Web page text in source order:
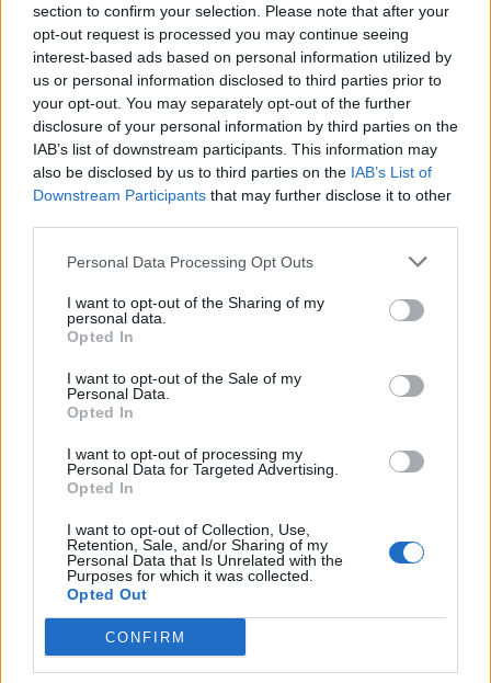
section to confirm your selection. Please note that after your
opt-out request is processed you may continue seeing
interest-based ads based on personal information utilized by
us or personal information disclosed to third parties prior to
your opt-out. You may separately opt-out of the further
disclosure of your personal information by third parties on the
IAB’s list of downstream participants. This information may
also be disclosed by us to third parties on the IAB’s List of
Downstream Participants that may further disclose it to other
Personal Data Processing Opt Outs
I want to opt-out of the Sharing of my
personal data.
Opted In
I want to opt-out of the Sale of my
Personal Data.
Opted In
I want to opt-out of processing my
Personal Data for Targeted Advertising.
Opted In
I want to opt-out of Collection, Use,
Retention, Sale, and/or Sharing of my
Personal Data that Is Unrelated with the
Purposes for which it was collected.
Opted Out
CONFIRM
+ Λίστα
Χρώμα
Εκκαθάριση
Προσθήκη στο καλάθι
Χειροποίητο κολιέ τιτανίου σε σχήμα σταγόνας και ποικιλία
χρωμάτων
Διαθέσιμα Χρώματα: 5
Κωδικός:nec-133
2106610481, 6980957299
ΧΕΙΡΟΠΟΙΗΤΑ ΚΟΣΜΗΜΑΤΑ
Ανακαλύψτε μεγάλο πλήθος μοναδικών χειροποίητων
κοσμημάτων